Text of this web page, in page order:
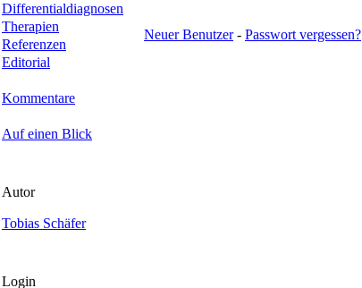
Differentialdiagnosen
Therapien
Referenzen
Editorial
Kommentare
Auf einen Blick
Autor
Tobias Schäfer
Login
Neuer Benutzer- Passwort vergessen?